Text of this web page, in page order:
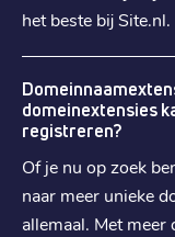
Registratie €
Verhuizen: €
.no
het beste bij Site.nl.
domeinextensies
registreren?
Of je nu op zoek
naar meer unieke
allemaal. Met